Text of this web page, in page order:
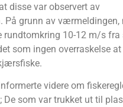
disse var observert av
På grunn av værmeldingen,
rundtomkring 10-12 m/s fra
som ingen overraskelse
videre om
De som var trukket ut til